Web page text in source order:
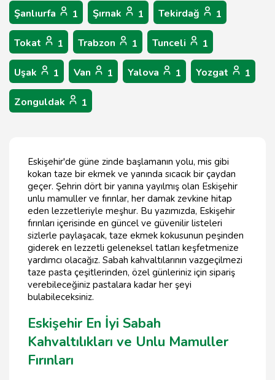
Şanlıurfa 1 Şırnak 1 Tekirdağ 1
Tokat 1 Trabzon 1 Tunceli 1
Uşak 1 Van 1 Yalova 1 Yozgat 1
Zonguldak 1
Eskişehir'de güne zinde başlamanın yolu, mis gibi
kokan taze bir ekmek ve yanında sıcacık bir çaydan
geçer. Şehrin dört bir yanına yayılmış olan Eskişehir
unlu mamuller ve fırınlar, her damak zevkine hitap
eden lezzetleriyle meşhur. Bu yazımızda, Eskişehir
fırınları içerisinde en güncel ve güvenilir listeleri
sizlerle paylaşacak, taze ekmek kokusunun peşinden
giderek en lezzetli geleneksel tatları keşfetmenize
yardımcı olacağız. Sabah kahvaltılarının vazgeçilmezi
taze pasta çeşitlerinden, özel günleriniz için sipariş
verebileceğiniz pastalara kadar her şeyi
bulabileceksiniz.
Eskişehir En İyi Sabah
Kahvaltılıkları ve Unlu Mamuller
Fırınları